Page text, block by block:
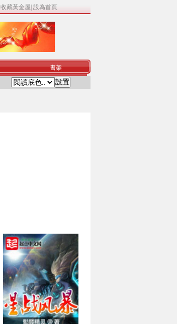
收藏黃金屋 設為首頁
書架